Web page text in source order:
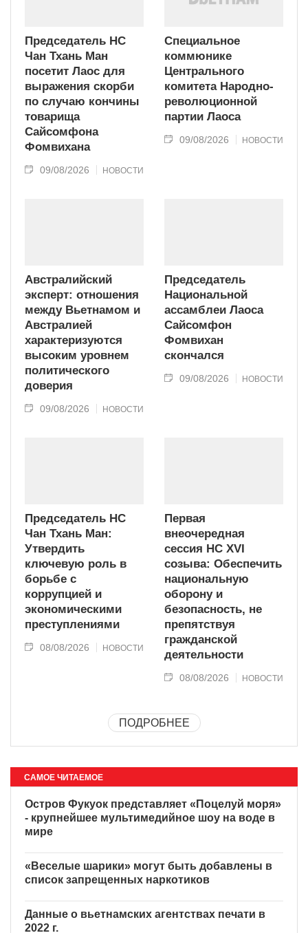
Председатель НС
Чан Тхань Ман
посетит Лаос для
выражения скорби
по случаю кончины
товарища
Сайсомфона
Фомвихана
09/08/2026 НОВОСТИ
Специальное
коммюнике
Центрального
комитета Народно-
революционной
партии Лаоса
09/08/2026 НОВОСТИ
Австралийский
эксперт: отношения
между Вьетнамом и
Австралией
характеризуются
высоким уровнем
политического
доверия
09/08/2026 НОВОСТИ
Председатель
Национальной
ассамблеи Лаоса
Сайсомфон
Фомвихан
скончался
09/08/2026 НОВОСТИ
Председатель НС
Чан Тхань Ман:
Утвердить
ключевую роль в
борьбе с
коррупцией и
экономическими
преступлениями
08/08/2026 НОВОСТИ
Первая
внеочередная
сессия НС XVI
созыва: Обеспечить
национальную
оборону и
безопасность, не
препятствуя
гражданской
деятельности
08/08/2026 НОВОСТИ
ПОДРОБНЕЕ
САМОЕ ЧИТАЕМОЕ
Остров Фукуок представляет
«Поцелуй моря» - крупнейшее
«Веселые шарики» могут